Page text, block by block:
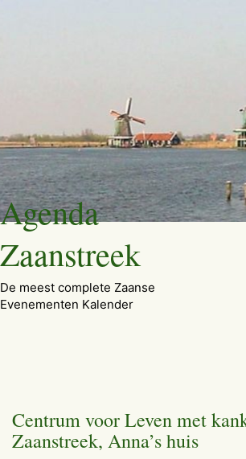
Ga
naar
de
inhoud
Agenda
Zaanstreek
De meest complete Zaanse
Evenementen Kalender
Centrum voor Leven met
Zaanstreek, Anna’s huis